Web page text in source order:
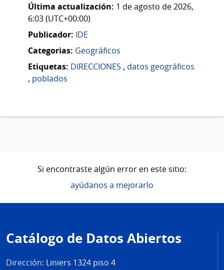
Última actualización: 1 de agosto de 2026,
6:03 (UTC+00:00)
Publicador: IDE
Categorias: Geográficos
Etiquetas: DIRECCIONES , datos geográficos
, poblados
Si encontraste algún error en este sitio:
ayúdanos a mejorarlo
de
página
Catálogo de Datos Abiertos
Dirección: Liniers 1324 piso 4